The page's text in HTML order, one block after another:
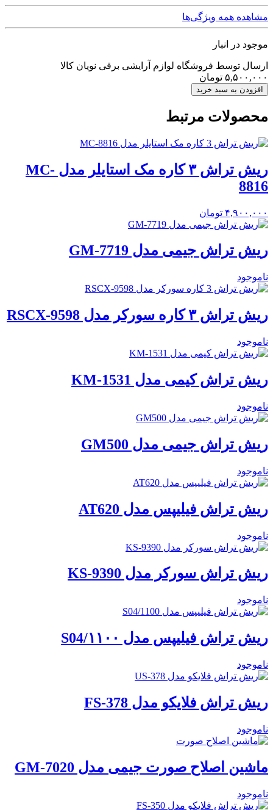
مشاهده همه ویژگی‌ها
موجود در انبار
ارسال توسط فروشگاه لوازم آرایشی برقی نویان کالا
۵,۵۰۰,۰۰۰ تومان
افزودن به سبد خرید
محصولات مرتبط
ریش تراش ۳ کاره مک استایلر مدل MC-
8816
۴,۹۰۰,۰۰۰ تومان
ریش تراش جیمی مدل GM-7719
ناموجود
ریش تراش ۳ کاره سورکر مدل RSCX-9598
ناموجود
ریش تراش کیمی مدل KM-1531
ناموجود
ریش تراش جیمی مدل GM500
ناموجود
ریش تراش فیلیپس مدل AT620
ناموجود
ریش تراش سورکر مدل KS-9390
ناموجود
ریش تراش فیلیپس مدل ۱۱۰۰/S04
ناموجود
ریش تراش فلایکو مدل FS-378
ناموجود
ماشین اصلاح صورت جیمی مدل GM-7020
ناموجود